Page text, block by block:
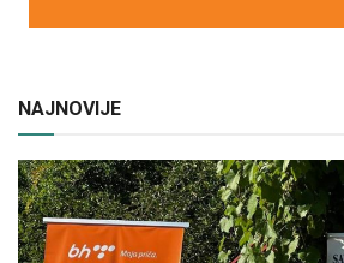
NAJNOVIJE